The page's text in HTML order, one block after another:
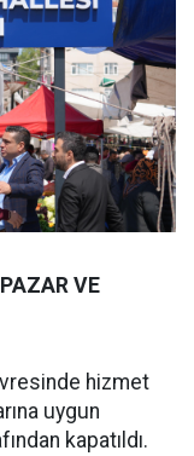
VE
hizmet
uygun
kapatıldı.